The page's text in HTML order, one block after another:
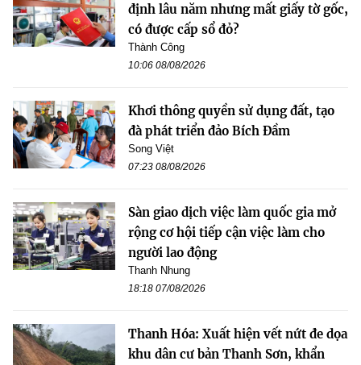
định lâu năm nhưng mất giấy tờ gốc,
có được cấp sổ đỏ?
Thành Công
10:06 08/08/2026
Khơi thông quyền sử dụng đất, tạo
đà phát triển đảo Bích Đầm
Song Việt
07:23 08/08/2026
Sàn giao dịch việc làm quốc gia mở
rộng cơ hội tiếp cận việc làm cho
người lao động
Thanh Nhung
18:18 07/08/2026
Thanh Hóa: Xuất hiện vết nứt đe dọa
khu dân cư bản Thanh Sơn, khẩn